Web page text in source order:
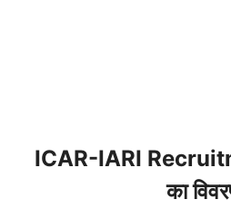
ICAR-IARI
का